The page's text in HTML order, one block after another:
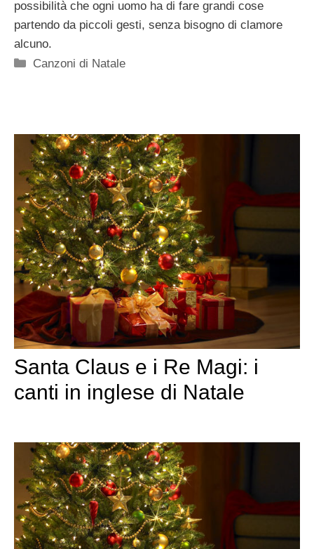
possibilità che ogni uomo ha di fare grandi cose
partendo da piccoli gesti, senza bisogno di clamore
alcuno.
Categorie
Canzoni di Natale
Santa Claus e i Re Magi: i
canti in inglese di Natale